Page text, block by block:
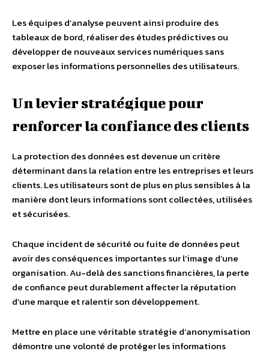
Les équipes d’analyse peuvent ainsi produire des
tableaux de bord, réaliser des études prédictives ou
développer de nouveaux services numériques sans
exposer les informations personnelles des utilisateurs.
Un levier stratégique pour
renforcer la confiance des clients
La protection des données est devenue un critère
déterminant dans la relation entre les entreprises et leurs
clients. Les utilisateurs sont de plus en plus sensibles à la
manière dont leurs informations sont collectées, utilisées
et sécurisées.
Chaque incident de sécurité ou fuite de données peut
avoir des conséquences importantes sur l’image d’une
organisation. Au-delà des sanctions financières, la perte
de confiance peut durablement affecter la réputation
d’une marque et ralentir son développement.
Mettre en place une véritable stratégie d’anonymisation
démontre une volonté de protéger les informations